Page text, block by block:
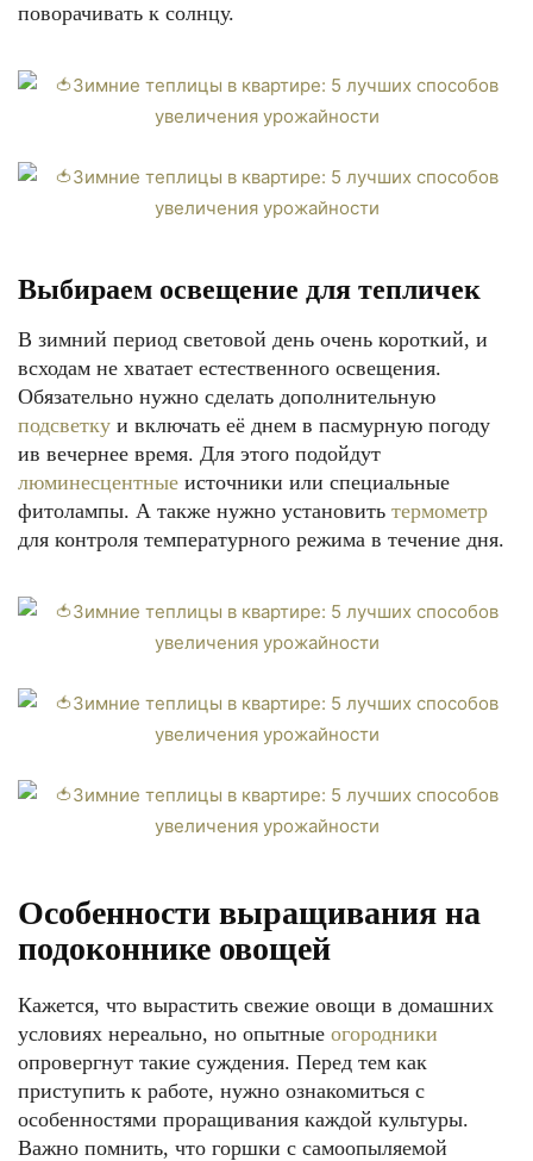
поворачивать к солнцу.
Выбираем освещение для тепличек
В зимний период световой день очень короткий, и
всходам не хватает естественного освещения.
Обязательно нужно сделать дополнительную
подсветку и включать её днем в пасмурную погоду
ив вечернее время. Для этого подойдут
люминесцентные источники или специальные
фитолампы. А также нужно установить термометр
для контроля температурного режима в течение дня.
Особенности выращивания на
подоконнике овощей
Кажется, что вырастить свежие овощи в домашних
условиях нереально, но опытные огородники
опровергнут такие суждения. Перед тем как
приступить к работе, нужно ознакомиться с
особенностями проращивания каждой культуры.
Важно помнить, что горшки с самоопыляемой